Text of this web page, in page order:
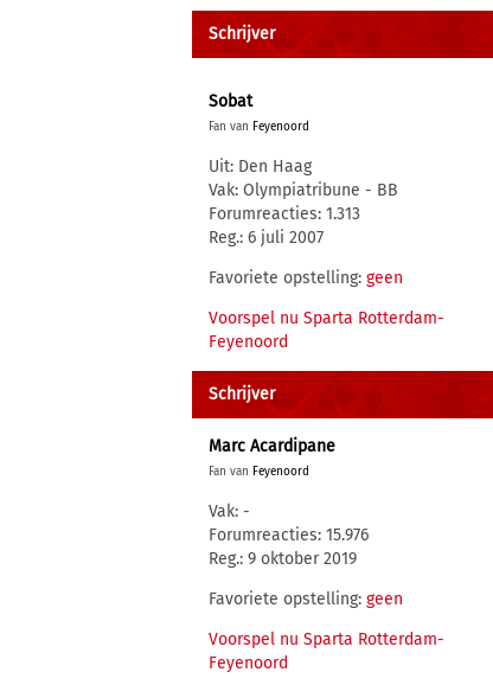
Schrijver
Sobat
Fan van Feyenoord
Uit: Den Haag
Vak: Olympiatribune - BB
Forumreacties: 1.313
Reg.: 6 juli 2007
Favoriete opstelling: geen
Voorspel nu Sparta Rotterdam-
Feyenoord
Schrijver
Marc Acardipane
Fan van Feyenoord
Vak: -
Forumreacties: 15.976
Reg.: 9 oktober 2019
Favoriete opstelling: geen
Voorspel nu Sparta Rotterdam-
Feyenoord